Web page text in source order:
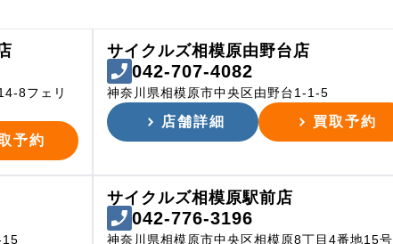
8フェリ
予約
サイクルズ相模原由野台店
042-707-4082
神奈川県相模原市中央区由野台1-1-5
店舗詳細 買取予約
15
サイクルズ相模原駅前店
042-776-3196
神奈川県相模原市中央区相模原8丁目4番地15号